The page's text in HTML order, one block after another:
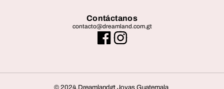
Dorado con Textura de Hojas
Contáctanos
contacto@dreamland.com.gt
© 2024,Dreamlandgt Joyas Guatemala